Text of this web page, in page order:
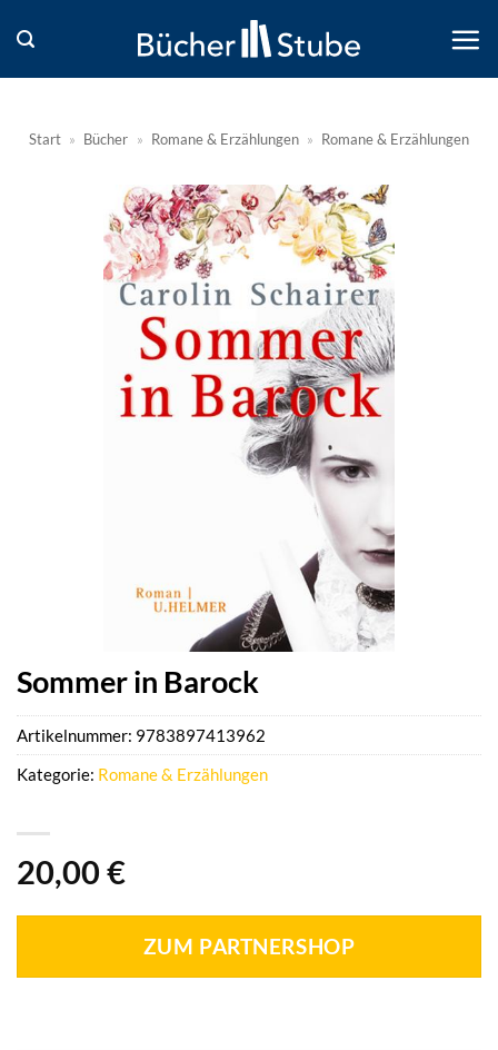
Inhalt
springen
Start » Bücher » Romane & Erzählungen » Romane & Erzählungen
Sommer in Barock
20,00 €
ZUM PARTNERSHOP
Artikelnummer: 9783897413962
Kategorie: Romane & Erzählungen